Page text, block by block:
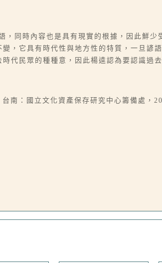
同時內容也是具有現實的根據，因此鮮
，它具有時代性與地方性的特質，一旦諺
代民眾的種種意，因此楊逵認為要認識過
南：國立文化資產保存研究中心籌備處，